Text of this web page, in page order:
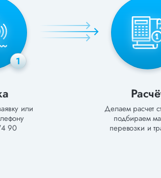
1
или
90
Делаем расчет
подбираем
перевозки и